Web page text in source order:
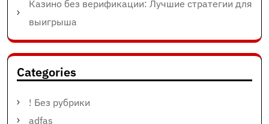
Казино без верификации: Лучшие стратегии для
выигрыша
Categories
! Без рубрики
adfas